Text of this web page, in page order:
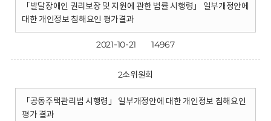
「발달장애인 권리보장 및 지원에 관한 법률 시행령」 일부개정안에
대한 개인정보 침해요인 평가결과
2021-10-21 14967
2소위원회
「공동주택관리법 시행령」 일부개정안에 대한 개인정보 침해요인
평가 결과